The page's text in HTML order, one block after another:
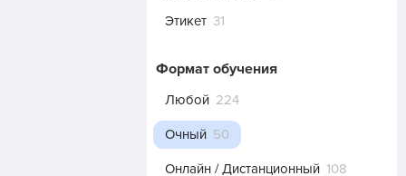
Этикет 31
Формат обучения
Любой 224
Очный 50
Онлайн / Дистанционный 108